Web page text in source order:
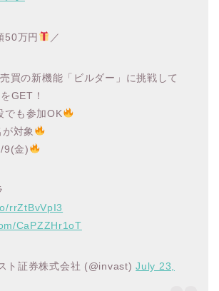
50万円 ／
買の新機能「ビルダー」に挑戦して
GET！
でも参加OK
が対象
9(金)
rrZtBvVpI3
CaPZZHr1oT
ト証券株式会社 (@invast)July 23,